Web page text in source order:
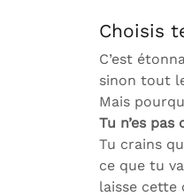
Choisis
C’est
sinon tout
Mais
Tu n’es
Tu crains
ce que tu
laisse cette